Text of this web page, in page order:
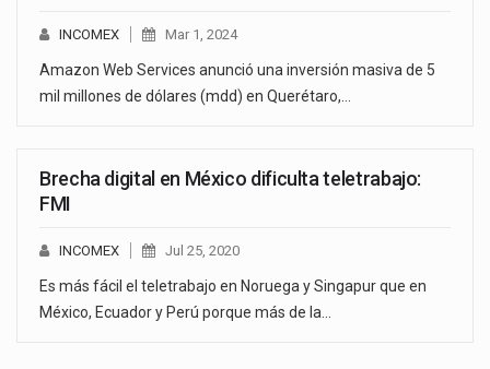
INCOMEX Mar 1, 2024
Amazon Web Services anunció una inversión masiva de 5
mil millones de dólares (mdd) en Querétaro,…
Brecha digital en México dificulta teletrabajo:
FMI
INCOMEX Jul 25, 2020
Es más fácil el teletrabajo en Noruega y Singapur que en
México, Ecuador y Perú porque más de la…